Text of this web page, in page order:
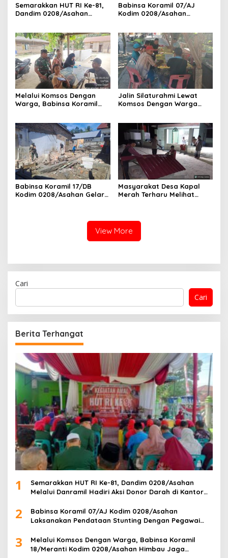
Semarakkan HUT RI Ke-81,
Dandim 0208/Asahan
Kemenag Asahan
Babinsa Koramil 07/AJ
Kodim 0208/Asahan
Kesehatan Di Puskesmas
Melalui Komsos Dengan
Warga, Babinsa Koramil
ebersihan Dan Kamtibmas
Jalin Silaturahmi Lewat
Komsos Dengan Warga
Babinsa Koramil 17/DB
Kodim 0208/Asahan Gelar
Masyarakat Desa Kapal
Merah Terharu Melihat
Mushollah Al Maghribi
View More
Cari
Cari
Berita Terhangat
1
Semarakkan HUT RI Ke-81, Dandim 0208/Asahan
Melalui Danramil Hadiri Aksi Donor Darah di Kantor
2
Babinsa Koramil 07/AJ Kodim 0208/Asahan
Laksanakan Pendataan Stunting Dengan Pegawai
3
Melalui Komsos Dengan Warga, Babinsa Koramil
18/Meranti Kodim 0208/Asahan Himbau Jaga